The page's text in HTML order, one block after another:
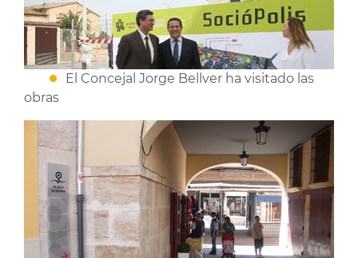
El Concejal Jorge Bellver ha visitado las
obras